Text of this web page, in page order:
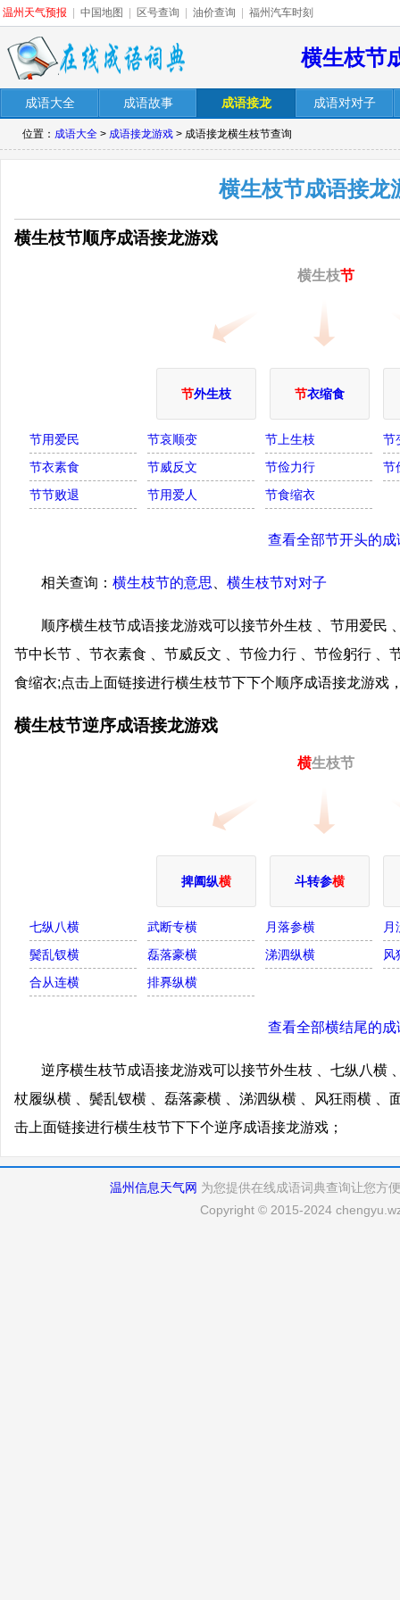
温州天气预报 中国地图 区号查询 油价查询 福州汽车时刻
横生枝节
成语大全 成语故事 成语接龙 成语对对子
位置： 成语大全 > 成语接龙游戏 > 成语接龙横生枝节查询
横生枝节成语接龙
横生枝节顺序成语接龙游戏
横生枝节
节外生枝 节衣缩食
节用爱民 节哀顺变 节上生枝
节
节衣素食
节威反文 节俭力行
节
节节败退
节用爱人 节食缩衣
查看全部节开头的成
相关查询： 横生枝节的意思 横生枝节对对子
顺序横生枝节成语接龙游戏可以接节外生枝 、节用爱民
节中长节 、节衣素食 、节威反文 、节俭力行 、节俭躬行 、
食缩衣;点击上面链接进行横生枝节下下个顺序成语接龙游戏
横生枝节逆序成语接龙游戏
横生枝节
捭阖纵横 斗转参横
七纵八横 武断专横 月落参横
月
鬓乱钗横
磊落豪横 涕泗纵横
风
合从连横
排奡纵横
查看全部横结尾的成
逆序横生枝节成语接龙游戏可以接节外生枝 、七纵八横
杖履纵横 、鬓乱钗横 、磊落豪横 、涕泗纵横 、风狂雨横 、
击上面链接进行横生枝节下下个逆序成语接龙游戏；
温州信息天气网 为您提供在线成语词典查询让您方
Copyright © 2015-2024